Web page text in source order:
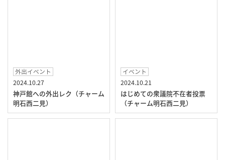
外出イベント
2024.10.27
神戸館への外出レク（チャーム
明石西二見）
イベント
2024.10.21
はじめての衆議院不在者投票
（チャーム明石西二見）